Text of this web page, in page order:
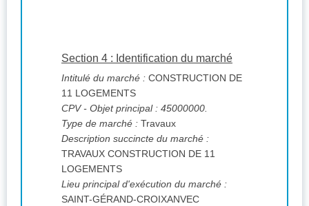
Section 4 : Identification du marché
Intitulé du marché : CONSTRUCTION DE
11 LOGEMENTS
CPV- Objet principal : 45000000.
Type de marché : Travaux
Description succincte du marché :
TRAVAUX CONSTRUCTION DE 11
LOGEMENTS
Lieu principal d'exécution du marché :
SAINT-GÉRAND-CROIXANVEC